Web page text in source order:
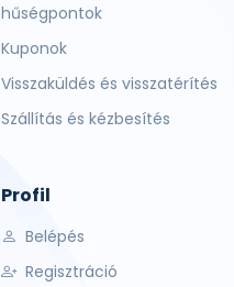
hűségpontok
Kuponok
Visszaküldés és visszatérítés
Szállítás és kézbesítés
Profil
Belépés
Regisztráció